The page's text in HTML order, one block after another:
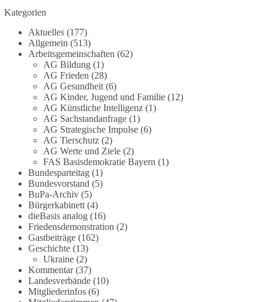
Im Politischen Frühschoppen diskutieren die
Teilnehmer das Verhältnis von Mensch, Natur und
Grundgesetz.
Beitrag der AG Strategische Impulse
Kann die Natur Träger eigener Grundrechte sein?
Oder würde eine solche Entwicklung das
Fundament unseres Grundgesetzes sprengen? Mit
dieser grundsätzlichen Frage beschäftigte sich die
Teilnehmer des Politischen Frühschoppens der
AG Strategische Impulse am 19. Juli 2026.
Referent Frank Bothmann stellte die These auf,
dass die derzeit in Teilen der Umweltbewegung
diskutierten „Grundrechte der Natur“ weit über
klassischen Naturschutz hinausreichen und
grundlegende Fragen zum Menschenbild, zum
Rechtsstaat und zur Demokratie aufwerfen. [...]
👉 Hier weiterlesen:https://diebasis-
partei.de/2026/07/grundrechte-der-natur-ein-
angriff-auf-das-grundgesetz/
Kategorien
Aktuelles(177)
Allgemein (513)
Arbeitsgemeinschaften (62)
AG Bildung(1)
AG Frieden (28)
AG Gesundheit(6)
AG Kinder, Jugend und Familie(12)
AG Künstliche Intelligenz(1)
AG Sachstandanfrage(1)
AG Strategische Impulse(6)
AG Tierschutz(2)
AG Werte und Ziele(2)
FAS Basisdemokratie Bayern (1)
Bundesparteitag(1)
Bundesvorstand (5)
BuPa-Archiv(5)
Bürgerkabinett(4)
dieBasis analog(16)
Friedensdemonstration (2)
Gastbeiträge(162)
Geschichte(13)
Ukraine(2)
Kommentar(37)
Landesverbände(10)
Mitgliederinfos(6)